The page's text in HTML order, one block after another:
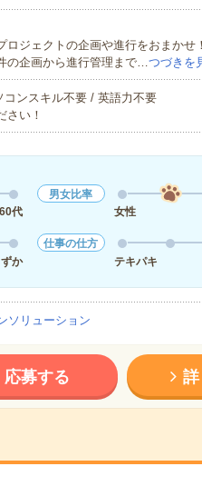
ロジェクトの企画や進行をおまかせ
の企画から進行管理まで… つづきを
ンスキル不要 / 英語力不要
さい！
60代
男女比率
女性
ずか
仕事の仕方
テキパキ
ソリューション
応募する